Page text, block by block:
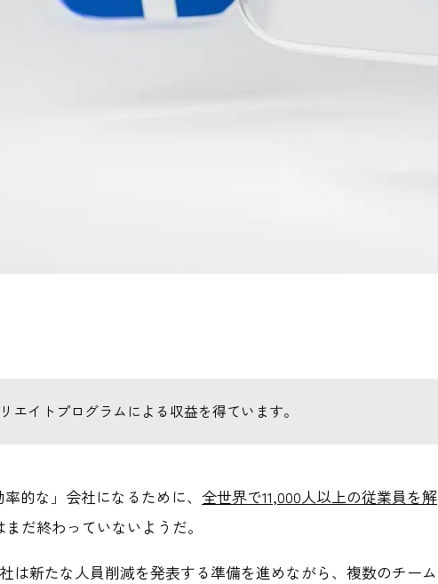
エイトプログラムによる収益を得ています。
的な」会社になるために、 全世界で11,000人以上の従業員を解
だ終わっていないようだ。
は新たな人員削減を発表する準備を進めながら、複数のチーム